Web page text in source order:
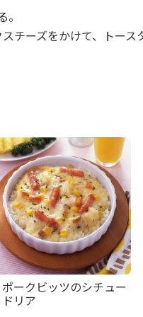
ーズをかけて、トース
ポークビッツのシチュー
ドリア